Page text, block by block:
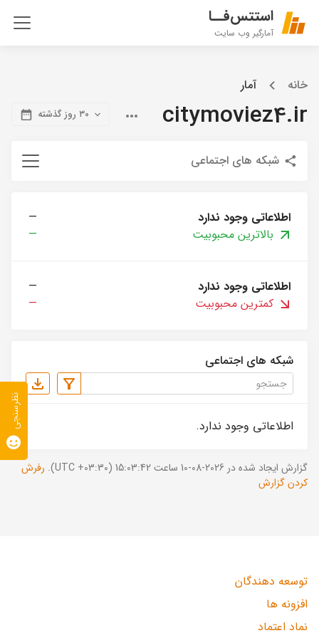
استتس‌فــا
آمارگیر وب سایت
خانه آمار
citymoviez4.ir ۳۰ روز گذشته
شبکه های اجتماعی
اطلاعاتی وجود ندارد
—
بالاترین محبوبیت
—
اطلاعاتی وجود ندارد
—
کمترین محبوبیت
—
شبکه های اجتماعی
اطلاعاتی وجود ندارد.
گزارش ایجاد شده در 2026-08-10 ساعت 15:03:42 (UTC +03:30).
رفرش
کردن گزارش
توسعه دهندگان
افزونه ها
نماد اعتماد
نظرسنجی